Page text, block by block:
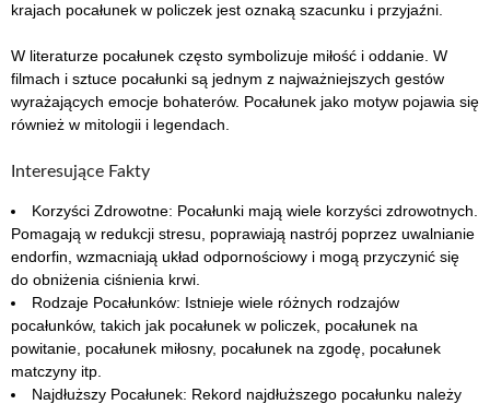
krajach pocałunek w policzek jest oznaką szacunku i przyjaźni.
W literaturze pocałunek często symbolizuje miłość i oddanie. W
filmach i sztuce pocałunki są jednym z najważniejszych gestów
wyrażających emocje bohaterów. Pocałunek jako motyw pojawia się
również w mitologii i legendach.
Interesujące Fakty
Korzyści Zdrowotne: Pocałunki mają wiele korzyści zdrowotnych.
Pomagają w redukcji stresu, poprawiają nastrój poprzez uwalnianie
endorfin, wzmacniają układ odpornościowy i mogą przyczynić się
do obniżenia ciśnienia krwi.
Rodzaje Pocałunków: Istnieje wiele różnych rodzajów
pocałunków, takich jak pocałunek w policzek, pocałunek na
powitanie, pocałunek miłosny, pocałunek na zgodę, pocałunek
matczyny itp.
Najdłuższy Pocałunek: Rekord najdłuższego pocałunku należy